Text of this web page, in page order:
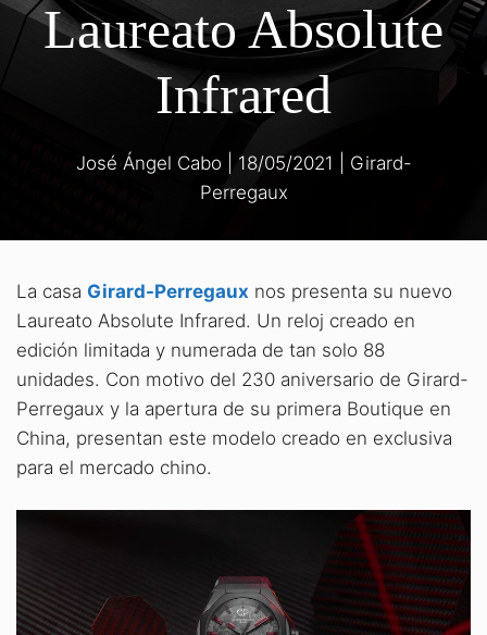
Laureato Absolute
Infrared
José Ángel Cabo 18/05/2021
Girard-
Perregaux
La casa Girard-Perregaux nos presenta su nuevo
Laureato Absolute Infrared. Un reloj creado en
edición limitada y numerada de tan solo 88
unidades. Con motivo del 230 aniversario de Girard-
Perregaux y la apertura de su primera Boutique en
China, presentan este modelo creado en exclusiva
para el mercado chino.